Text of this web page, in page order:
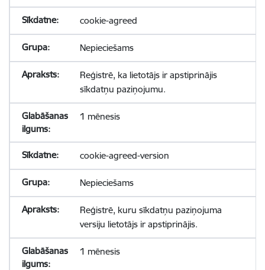
cookie-agreed
Nepieciešams
Reģistrē, ka lietotājs ir apstiprinājis
sīkdatņu paziņojumu.
1 mēnesis
cookie-agreed-version
Nepieciešams
Reģistrē, kuru sīkdatņu paziņojuma
versiju lietotājs ir apstiprinājis.
1 mēnesis